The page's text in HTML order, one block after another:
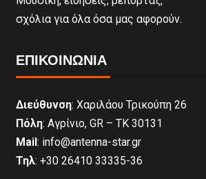
σχόλια για όλα όσα μας αφορούν.
ΕΠΙΚΟΙΝΩΝΊΑ
Διεύθυνση: Χαριλάου Τρικούπη 26
Πόλη: Αγρίνιο, GR – ΤΚ 30131
Mail: info@antenna-star.gr
Τηλ: +30 26410 33335-36